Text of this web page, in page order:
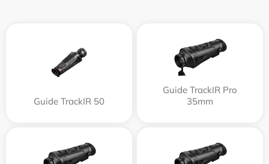
Guide TrackIR 50
Guide TrackIR Pro
35mm